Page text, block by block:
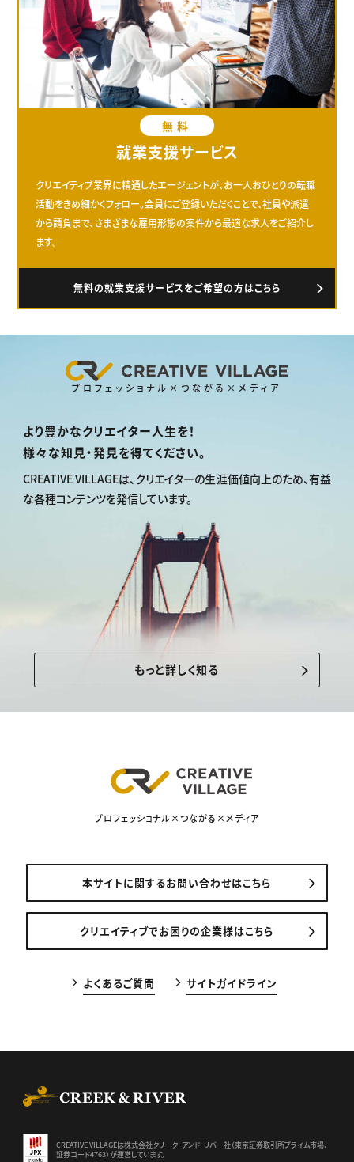
無料
就業支援サービス
クリエイティブ業界に精通したエージェントが、お一人おひとりの転職
活動をきめ細かくフォロー。会員にご登録いただくことで、社員や派遣
から請負まで、さまざまな雇用形態の案件から最適な求人をご紹介し
ます。
無料の就業支援サービスをご希望の方はこちら
プロフェッショナル×つながる×メディア
より豊かなクリエイター人生を！
様々な知見・発見を得てください。
CREATIVE VILLAGEは、 クリエイターの生涯価値向上のため、有益
な各種コンテンツを発信しています。
もっと詳しく知る
プロフェッショナル×つながる×メディア
本サイトに関するお問い合わせはこちら
クリエイティブでお困りの企業様はこちら
よくあるご質問 サイトガイドライン
CREATIVE VILLAGEは株式会社クリーク･アンド･リバー社（東京証券取引所プライム市場、
証券コード4763）が運営しています。